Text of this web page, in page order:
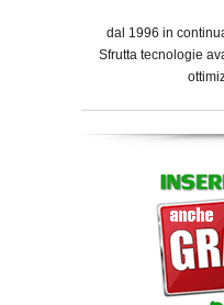
dal 1996 in
Sfrutta tecnologie